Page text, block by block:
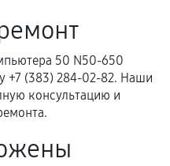
50 N50-650
+7 (383) 284-02-82. Наши
консультацию и